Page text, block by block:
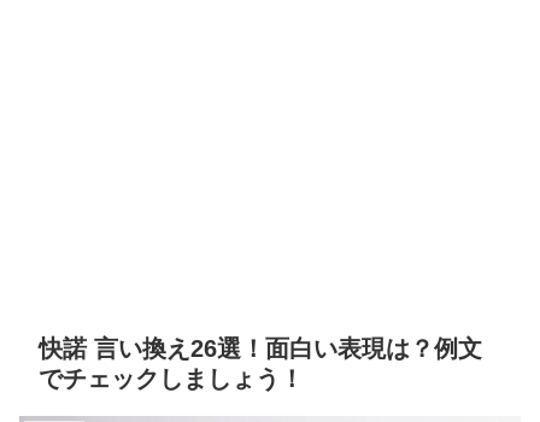
快諾 言い換え26選！面白い表現は？例文
でチェックしましょう！